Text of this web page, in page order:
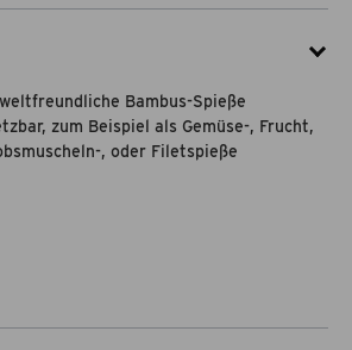
Bambus-Spieße
zum Beispiel als Gemüse-, Frucht,
, oder Filetspieße